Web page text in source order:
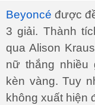
Beyoncé được
3 giải. Thành
qua Alison
nữ thắng nhiều
kèn vàng. Tuy
không xuất hiện